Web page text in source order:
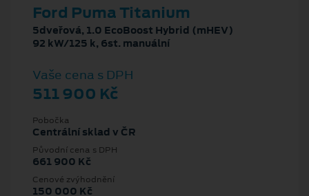
Ford Puma Titanium
5dveřová, 1.0 EcoBoost Hybrid (mHEV)
92 kW/125 k, 6st. manuální
Vaše cena s DPH
511 900 Kč
Pobočka
Centrální sklad v ČR
Původní cena s DPH
661 900 Kč
Cenové zvýhodnění
150 000 Kč